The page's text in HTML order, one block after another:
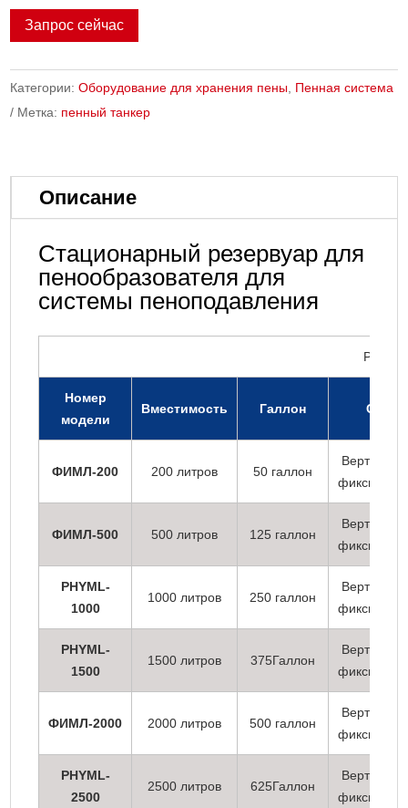
Запрос сейчас
Категории:Оборудование для хранения пены Пенная система
Метка: пенный танкер
Описание
Стационарный резервуар для
пенообразователя для
системы пеноподавления
Номер
модели
Вместимость Галлон Стиль
ФИМЛ-200 200 литров 50 галлон
ФИМЛ-500 500 литров 125 галлон
PHYML-
1000
1000 литров 250 галлон
PHYML-
1500
1500 литров 375Галлон
ФИМЛ-2000 2000 литров 500 галлон
PHYML-
2500
2500 литров 625Галлон